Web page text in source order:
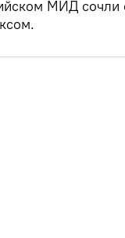
МИД сочли